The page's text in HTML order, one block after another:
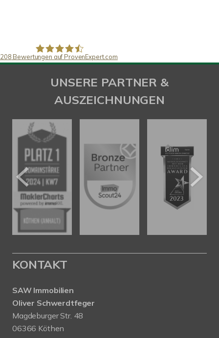
SAW Immobilien
208 Bewertungen auf ProvenExpert.com
UNSERE PARTNER &
AUSZEICHNUNGEN
KONTAKT
SAW Immobilien
Oliver Schwerdtfeger
Magdeburger Str. 48
06366 Köthen